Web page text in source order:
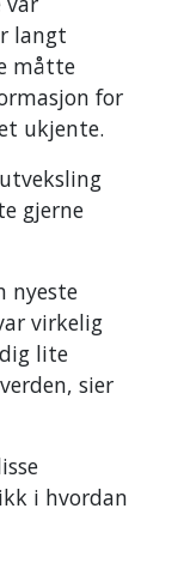
langt
måtte
for
ukjente.
gjerne
nyeste
virkelig
lite
sier
i hvordan